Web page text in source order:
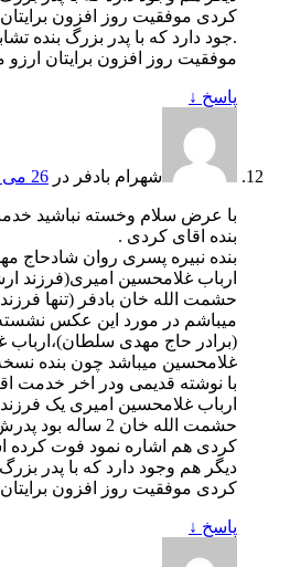
کردی موفقیت روز افزون
.جود دارد که با پدر بزرگ بنده
موفقیت روز افزون برایتان ارزو
پاسخ ↓
شهرام بادفر در 26 می 2016 در 14:25
با عرض سلام وخسته نباشید
بنده اقای کردی .
بنده نبیره پسری روان شادحاج
ارباب غلامحسین امیری(فرزند
حشمت الله خان بادفر (تنها
میباشم در مورد این عکس
(برادر حاج مهدی سلطان)،ارباب
غلامحسین میباشد چون بنده
با نوشته قدیمی ودر اخر خدمت
ارباب غلامحسین امیری یک
حشمت الله خان 2
کردی هم اشاره نمود فوت کرده
دیگر هم وجود دارد که با پدر
کردی موفقیت روز افزون
پاسخ ↓